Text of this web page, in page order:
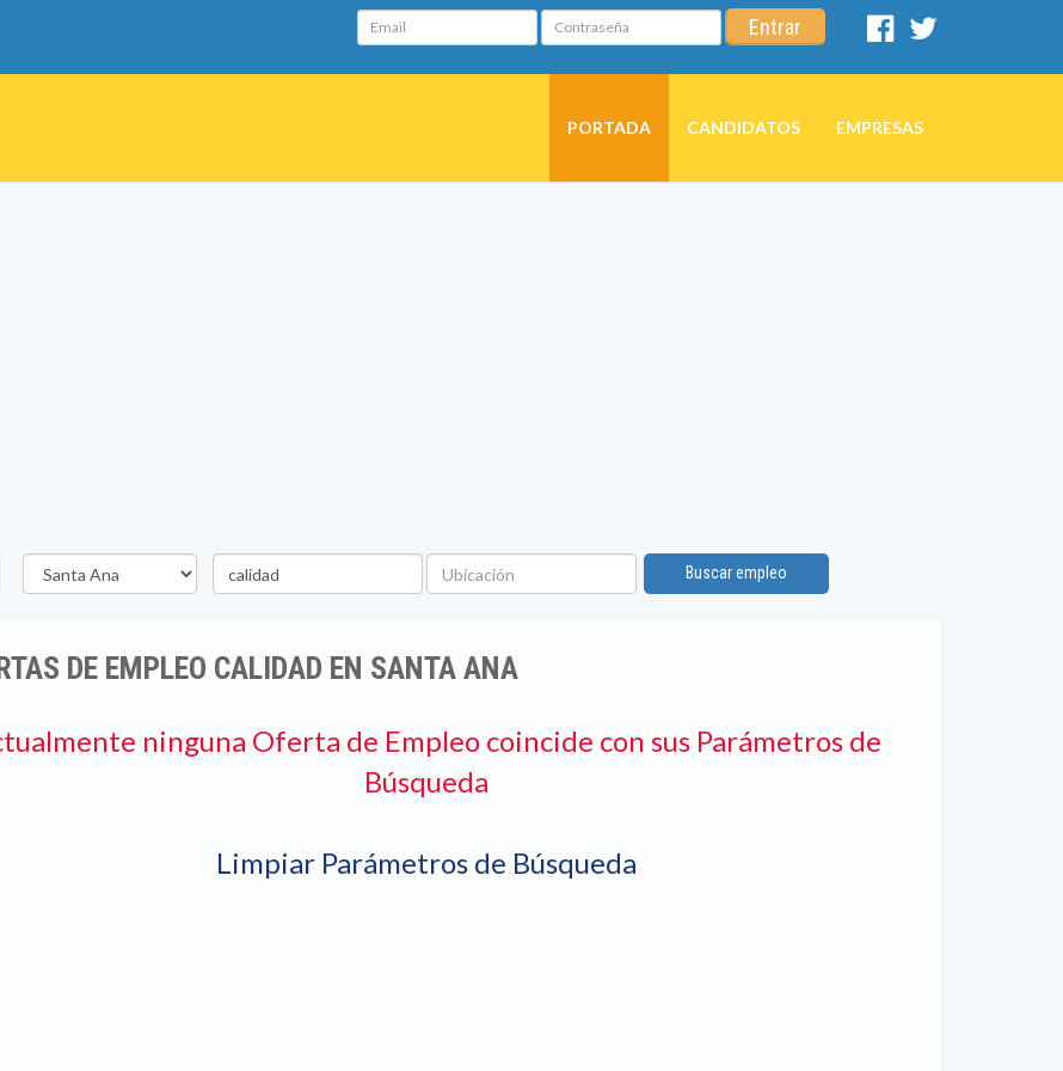
Email Contraseña Entrar
Facebook
PORTADA CANDIDATOS EMPRESAS
Departamento
Palabra
clave
Ubicación
Buscar empleo
DE EMPLEO CALIDAD EN SANTA ANA
ninguna Oferta de Empleo coincide con sus Parámetros de
Búsqueda
Limpiar Parámetros de Búsqueda